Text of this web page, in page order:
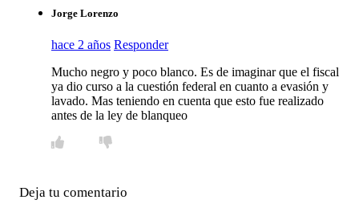
Jorge Lorenzo
hace 2 años Responder
Mucho negro y poco blanco. Es de imaginar que el fiscal
ya dio curso a la cuestión federal en cuanto a evasión y
lavado. Mas teniendo en cuenta que esto fue realizado
antes de la ley de blanqueo
Deja tu comentario